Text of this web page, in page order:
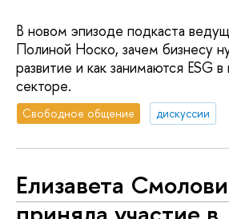
В новом эпизоде подкаста
Полиной Носко, зачем бизнесу
развитие и как занимаются ESG
секторе.
Свободное общение дискуссии
Елизавета